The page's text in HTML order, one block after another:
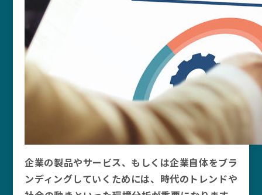
企業の製品やサービス、もしくは企業自体をブラ
ンディングしていくためには、時代のトレンドや